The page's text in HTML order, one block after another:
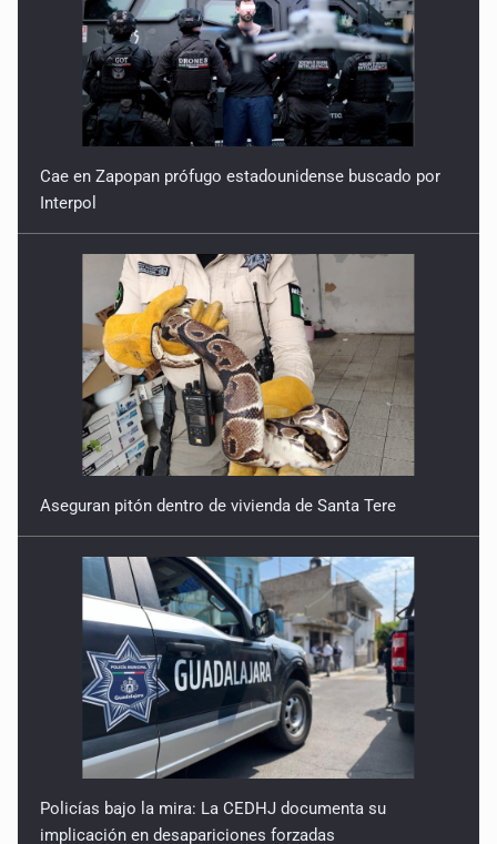
Cae en Zapopan prófugo estadounidense buscado por
Interpol
Aseguran pitón dentro de vivienda de Santa Tere
Policías bajo la mira: La CEDHJ documenta su
implicación en desapariciones forzadas